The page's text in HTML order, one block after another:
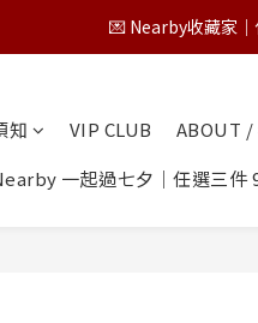
💌 Nearby收藏家
💌 Nearby收藏家
為保障您的購物權益
💌 Nearby收藏家｜
知 VIP CLUB ABOUT /
一起過七夕｜任選三件